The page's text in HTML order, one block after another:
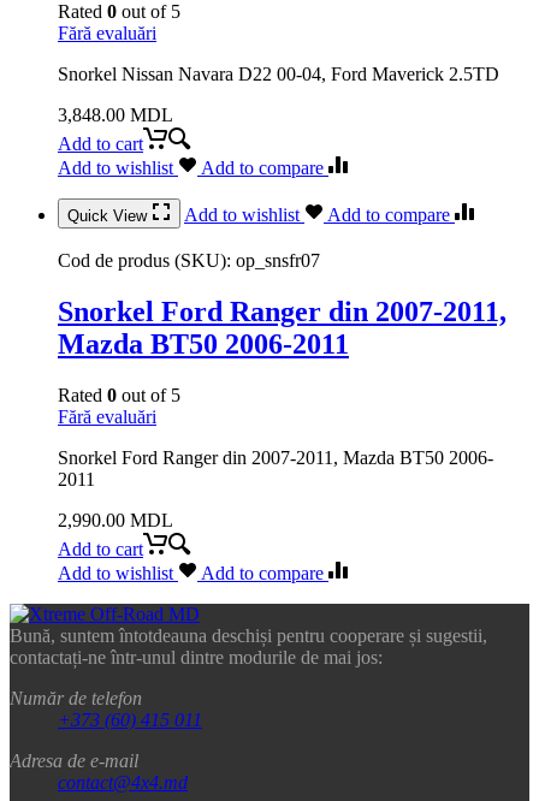
Rated 0 out of 5
Fără evaluări
Snorkel Nissan Navara D22 00-04, Ford Maverick 2.5TD
3,848.00 MDL
Add to cart
Add to wishlist
Add to compare
Quick View Add to wishlist Add to compare
Cod de produs (SKU): op_snsfr07
Snorkel Ford Ranger din 2007-2011,
Mazda BT50 2006-2011
Rated 0 out of 5
Fără evaluări
Snorkel Ford Ranger din 2007-2011, Mazda BT50 2006-
2011
2,990.00 MDL
Add to cart
Add to wishlist
Add to compare
Bună, suntem întotdeauna deschiși pentru cooperare și sugestii,
contactați-ne într-unul dintre modurile de mai jos:
Număr de telefon
+373 (60) 415 011
Adresa de e-mail
contact@4x4.md